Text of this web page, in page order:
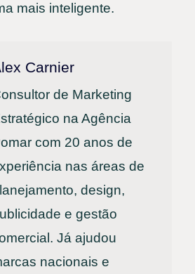
mais inteligente.
Carnier
de Marketing
na Agência
com 20 anos de
nas áreas de
design,
e gestão
Já ajudou
nacionais e